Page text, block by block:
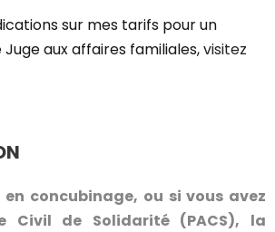
sur mes tarifs pour un
aux affaires familiales,visitez
en concubinage, ou si vous avez
Civil de Solidarité (PACS), la